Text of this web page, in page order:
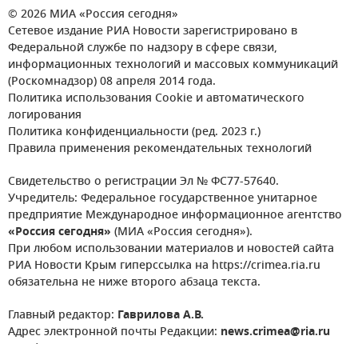
© 2026 МИА «Россия сегодня»
Сетевое издание РИА Новости зарегистрировано в
Федеральной службе по надзору в сфере связи,
информационных технологий и массовых коммуникаций
(Роскомнадзор) 08 апреля 2014 года.
Политика использования Cookie и автоматического
логирования
Политика конфиденциальности (ред. 2023 г.)
Правила применения рекомендательных технологий
Свидетельство о регистрации Эл № ФС77-57640.
Учредитель: Федеральное государственное унитарное
предприятие Международное информационное агентство
«Россия сегодня» (МИА «Россия сегодня»).
При любом использовании материалов и новостей сайта
РИА Новости Крым гиперссылка на https://crimea.ria.ru
обязательна не ниже второго абзаца текста.
Главный редактор: Гаврилова А.В.
Адрес электронной почты Редакции: news.crimea@ria.ru